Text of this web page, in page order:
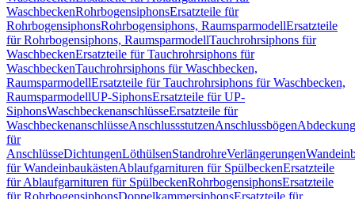
WaschbeckenRohrbogensiphonsErsatzteile für
RohrbogensiphonsRohrbogensiphons, RaumsparmodellErsatzteile
für Rohrbogensiphons, RaumsparmodellTauchrohrsiphons für
WaschbeckenErsatzteile für Tauchrohrsiphons für
WaschbeckenTauchrohrsiphons für Waschbecken,
RaumsparmodellErsatzteile für Tauchrohrsiphons für Waschbecken,
RaumsparmodellUP-SiphonsErsatzteile für UP-
SiphonsWaschbeckenanschlüsseErsatzteile für
WaschbeckenanschlüsseAnschlussstutzenAnschlussbögen
für
AnschlüsseDichtungenLöthülsenStandrohreVerlängerungen
für WandeinbaukästenAblaufgarnituren für SpülbeckenErsatzteile
für Ablaufgarnituren für SpülbeckenRohrbogensiphonsErsatzteile
für RohrbogensiphonsDoppelkammersiphonsErsatzteile für